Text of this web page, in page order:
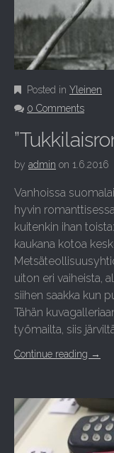
Posted in Yleinen
0 Comments
by admin on 1.6.2016
Vanhoissa
hyvin
kuitenkin ihan
kaukana kotoa
uiton eri vaiheista,
siihen saakka kun
Tähän
työmailta, siis
Continue reading →